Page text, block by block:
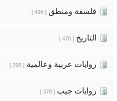
فلسفة ومنطق[ 496 ]
التاريخ[ 478 ]
روايات عربية وعالمية[ 395 ]
روايات جيب[ 378 ]